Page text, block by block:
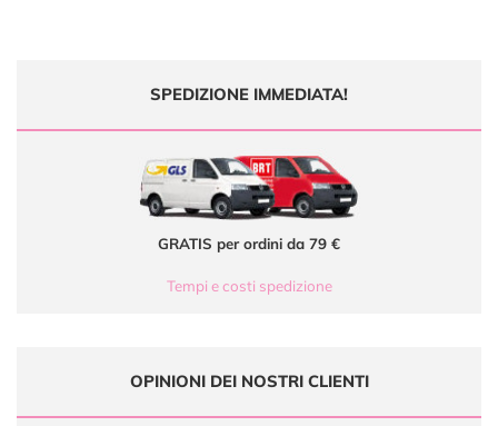
SPEDIZIONE IMMEDIATA!
GRATIS per ordini da 79 €
Tempi e costi spedizione
OPINIONI DEI NOSTRI CLIENTI